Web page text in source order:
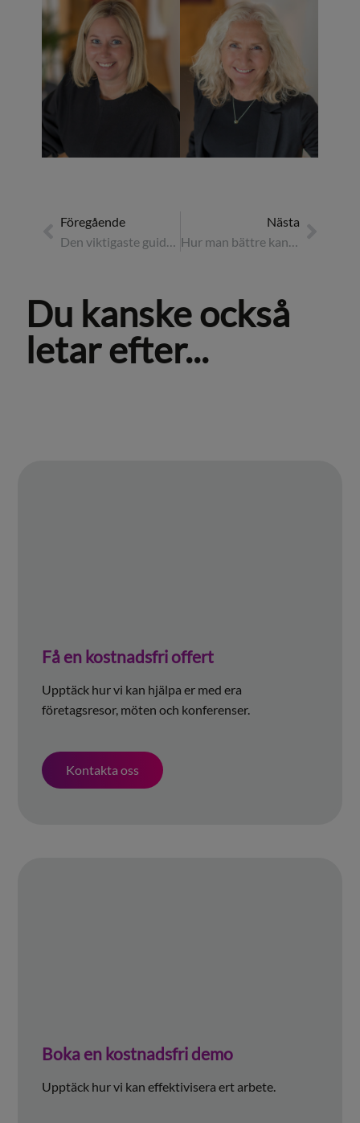
Föregående
Den viktigaste guiden för att maximera din eventbudget
Nästa
Hur man bättre kan stödja kvinnliga affärsresenärer
Du kanske också
letar efter...
Få en kostnadsfri offert
Upptäck hur vi kan hjälpa er med era
företagsresor, möten och konferenser.
Kontakta oss
Boka en kostnadsfri demo
Upptäck hur vi kan effektivisera ert arbete.